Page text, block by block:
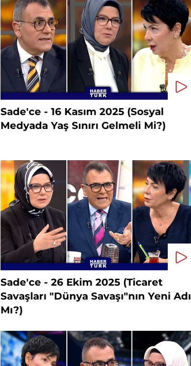
Sade'ce - 16 Kasım 2025 (Sosyal
Medyada Yaş Sınırı Gelmeli Mi?)
Sade'ce - 26 Ekim 2025 (Ticaret
Savaşları "Dünya Savaşı"nın Yeni Adı
Mı?)